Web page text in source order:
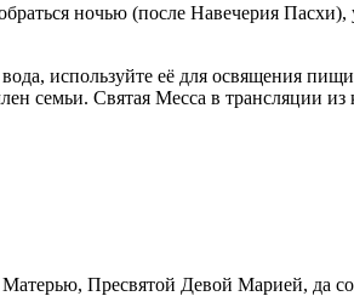
ночью (после Навечерия Пасхи),
используйте её для освящения
семьи. Святая Месса в трансляции из
Пресвятой Девой Марией, да